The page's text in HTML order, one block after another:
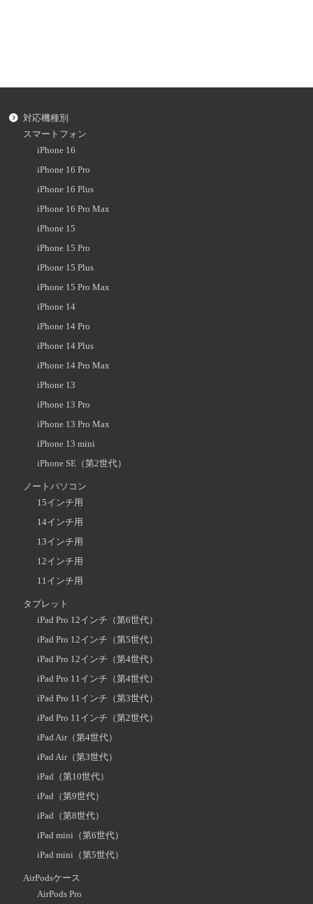
対応機種別
スマートフォン
iPhone 16
iPhone 16 Pro
iPhone 16 Plus
iPhone 16 Pro Max
iPhone 15
iPhone 15 Pro
iPhone 15 Plus
iPhone 15 Pro Max
iPhone 14
iPhone 14 Pro
iPhone 14 Plus
iPhone 14 Pro Max
iPhone 13
iPhone 13 Pro
iPhone 13 Pro Max
iPhone 13 mini
iPhone SE（第2世代）
ノートパソコン
15インチ用
14インチ用
13インチ用
12インチ用
11インチ用
タブレット
iPad Pro 12インチ（第6世代）
iPad Pro 12インチ（第5世代）
iPad Pro 12インチ（第4世代）
iPad Pro 11インチ（第4世代）
iPad Pro 11インチ（第3世代）
iPad Pro 11インチ（第2世代）
iPad Air（第4世代）
iPad Air（第3世代）
iPad（第10世代）
iPad（第9世代）
iPad（第8世代）
iPad mini（第6世代）
iPad mini（第5世代）
AirPodsケース
AirPods Pro